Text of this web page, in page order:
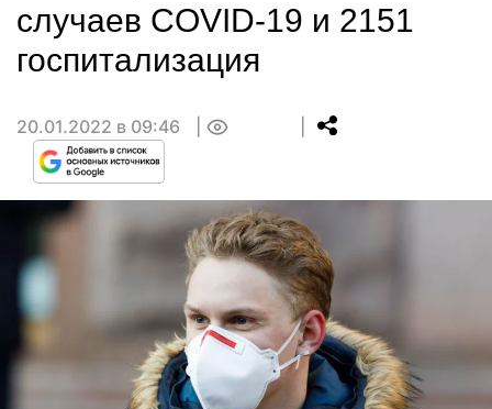
случаев COVID-19 и 2151
госпитализация
20.01.2022 в 09:46